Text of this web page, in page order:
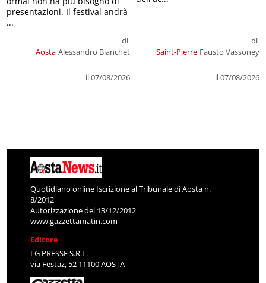
Aosta
di
Alessandro Bianchet
il 07/08/2026
presentazioni. Il festival andrà
...
Saint-Pierre
di
Fausto Vassoney
il 07/08/2026
Quotidiano online Iscrizione al Tribunale di Aosta n.
8/2012
Autorizzazione del 13/12/2012
www.gazzettamatin.com
Editore
LG PRESSE S.R.L.
via Festaz, 52 11100 AOSTA